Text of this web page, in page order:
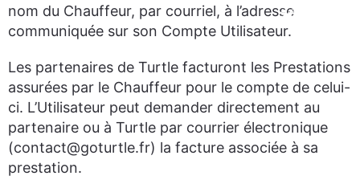
nom du Chauffeur, par courriel, à l’adresse
communiquée sur son Compte Utilisateur.
Les partenaires de Turtle facturont les Prestations
assurées par le Chauffeur pour le compte de celui-
ci. L’Utilisateur peut demander directement au
partenaire ou à Turtle par courrier électronique
(contact@goturtle.fr) la facture associée à sa
prestation.